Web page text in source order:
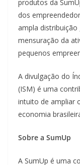
produtos da
dos
ampla
mensuração da
pequenos
A divulgação do
(ISM) é uma
intuito de ampliar
economia
Sobre a SumUp
A SumUp é uma